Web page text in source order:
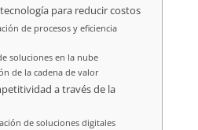
para reducir costos
de procesos y eficiencia
soluciones en la nube
de la cadena de valor
a través de la
de soluciones digitales